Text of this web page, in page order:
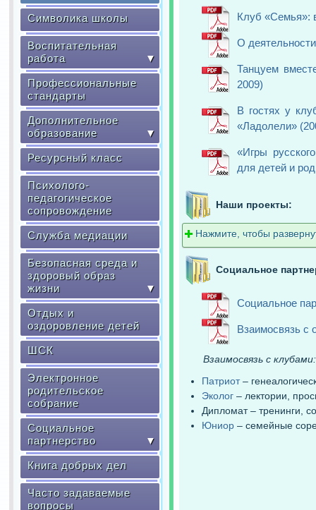
Символика школы
Воспитательная
работа
▼
Профессиональные
стандарты
Дополнительное
образование
▼
Ресурсный класс
Психолого-
педагогическое
сопровождение
Служба медиации
Безопасная среда и
здоровый образ
жизни
▼
Отдых и
оздоровление детей
ШСК
Электронное
родительское
собрание
Социальное
партнерство
▼
Книга добрых дел
Часто задаваемые
вопросы
Клуб «Семья»:
О
Танцуем
2009)
В гостях у
«Ладолели»
«Игры
для детей и
Наши проекты:
Нажмите, чтобы
Социальное
Социальное
Взаимосвязь с
Взаимосвязь с клубами:
Патриот–
Эколог – лектории,
Дипломат – тренинги,
Юниор – семейные